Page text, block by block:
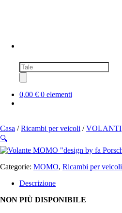
Ricerca
prodotti
0,00 € 0 elementi
Casa /Ricambi per veicoli /VOLANTI
🔍
Categorie: MOMO, Ricambi per veicoli
Descrizione
NON PIÙ DISPONIBILE